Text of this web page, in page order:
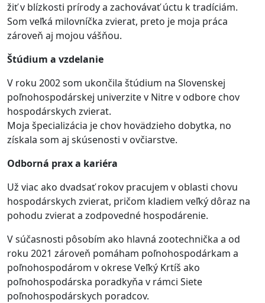
žiť v blízkosti prírody a zachovávať úctu k tradíciám.
Som veľká milovníčka zvierat, preto je moja práca
zároveň aj mojou vášňou.
Štúdium a vzdelanie
V roku 2002 som ukončila štúdium na Slovenskej
poľnohospodárskej univerzite v Nitre v odbore chov
hospodárskych zvierat.
Moja špecializácia je chov hovädzieho dobytka, no
získala som aj skúsenosti v ovčiarstve.
Odborná prax a kariéra
Už viac ako dvadsať rokov pracujem v oblasti chovu
hospodárskych zvierat, pričom kladiem veľký dôraz na
pohodu zvierat a zodpovedné hospodárenie.
V súčasnosti pôsobím ako hlavná zootechnička a od
roku 2021 zároveň pomáham poľnohospodárkam a
poľnohospodárom v okrese Veľký Krtíš ako
poľnohospodárska poradkyňa v rámci Siete
poľnohospodárskych poradcov.